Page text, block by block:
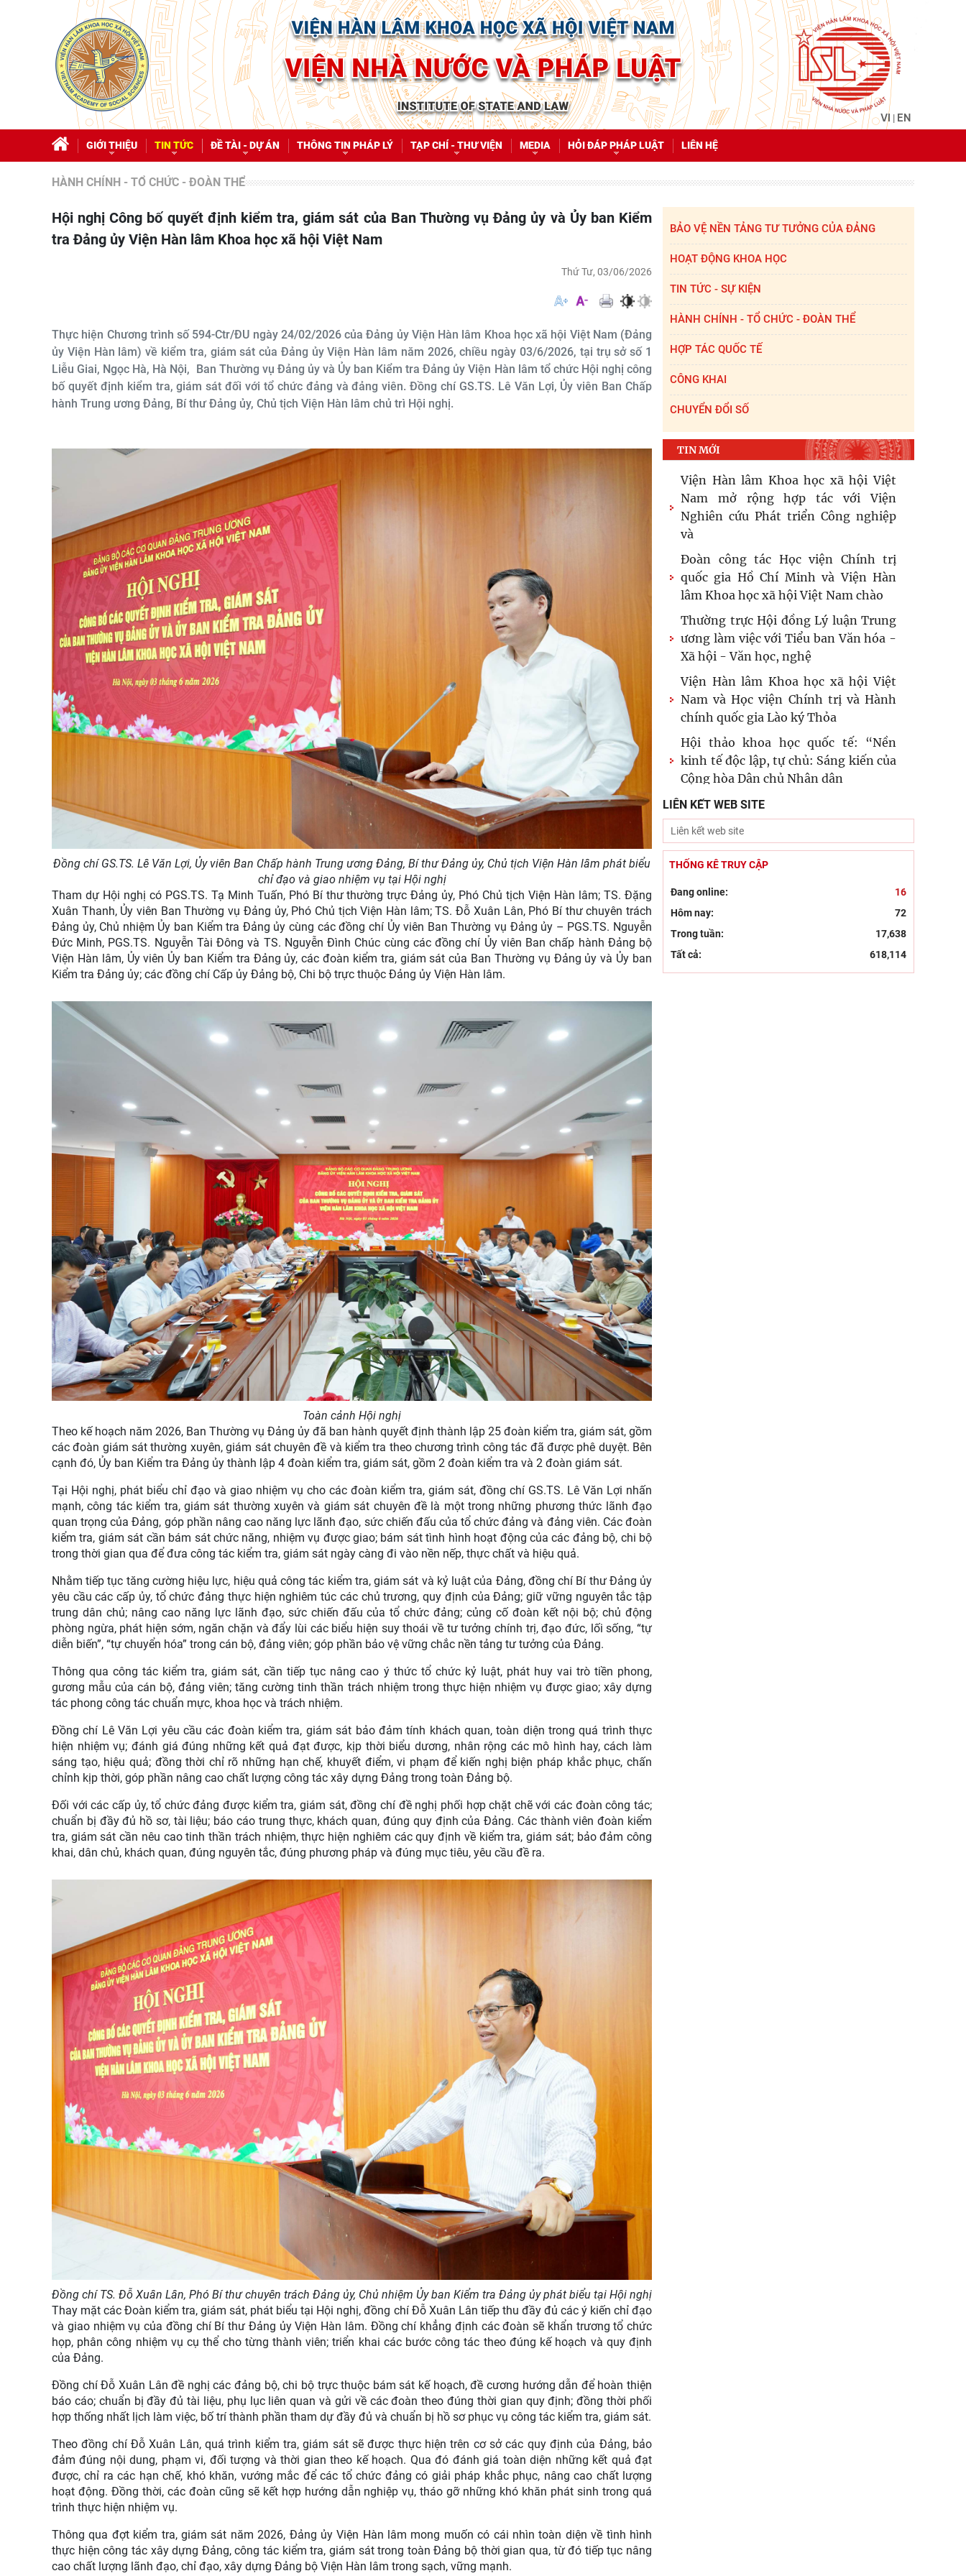
VI | EN
GIỚI THIỆU TIN TỨC ĐỀ TÀI - DỰ ÁN THÔNG TIN PHÁP LÝ TẠP CHÍ - THƯ VIỆN MEDIA HỎI ĐÁP PHÁP LUẬT LIÊN HỆ
HÀNH CHÍNH - TỔ CHỨC - ĐOÀN THỂ
Hội nghị Công bố quyết định kiểm tra, giám sát của Ban Thường vụ Đảng ủy và Ủy ban Kiểm
tra Đảng ủy Viện Hàn lâm Khoa học xã hội Việt Nam
Thứ Tư, 03/06/2026
Thực hiện Chương trình số 594-Ctr/ĐU ngày 24/02/2026 của Đảng ủy Viện Hàn lâm Khoa học xã hội Việt Nam (Đảng
ủy Viện Hàn lâm) về kiểm tra, giám sát của Đảng ủy Viện Hàn lâm năm 2026, chiều ngày 03/6/2026, tại trụ sở số 1
Liễu Giai, Ngọc Hà, Hà Nội, Ban Thường vụ Đảng ủy và Ủy ban Kiểm tra Đảng ủy Viện Hàn lâm tổ chức Hội nghị công
bố quyết định kiểm tra, giám sát đối với tổ chức đảng và đảng viên. Đồng chí GS.TS. Lê Văn Lợi, Ủy viên Ban Chấp
hành Trung ương Đảng, Bí thư Đảng ủy, Chủ tịch Viện Hàn lâm chủ trì Hội nghị.
Đồng chí GS.TS. Lê Văn Lợi, Ủy viên Ban Chấp hành Trung ương Đảng, Bí thư Đảng ủy, Chủ tịch Viện Hàn lâm phát biểu
chỉ đạo và giao nhiệm vụ tại Hội nghị
Tham dự Hội nghị có PGS.TS. Tạ Minh Tuấn, Phó Bí thư thường trực Đảng ủy, Phó Chủ tịch Viện Hàn lâm; TS. Đặng
Xuân Thanh, Ủy viên Ban Thường vụ Đảng ủy, Phó Chủ tịch Viện Hàn lâm; TS. Đỗ Xuân Lân, Phó Bí thư chuyên trách
Đảng ủy, Chủ nhiệm Ủy ban Kiểm tra Đảng ủy cùng các đồng chí Ủy viên Ban Thường vụ Đảng ủy – PGS.TS. Nguyễn
Đức Minh, PGS.TS. Nguyễn Tài Đông và TS. Nguyễn Đình Chúc cùng các đồng chí Ủy viên Ban chấp hành Đảng bộ
Viện Hàn lâm, Ủy viên Ủy ban Kiểm tra Đảng ủy, các đoàn kiểm tra, giám sát của Ban Thường vụ Đảng ủy và Ủy ban
Kiểm tra Đảng ủy; các đồng chí Cấp ủy Đảng bộ, Chi bộ trực thuộc Đảng ủy Viện Hàn lâm.
Toàn cảnh Hội nghị
Theo kế hoạch năm 2026, Ban Thường vụ Đảng ủy đã ban hành quyết định thành lập 25 đoàn kiểm tra, giám sát, gồm
các đoàn giám sát thường xuyên, giám sát chuyên đề và kiểm tra theo chương trình công tác đã được phê duyệt. Bên
cạnh đó, Ủy ban Kiểm tra Đảng ủy thành lập 4 đoàn kiểm tra, giám sát, gồm 2 đoàn kiểm tra và 2 đoàn giám sát.
Tại Hội nghị, phát biểu chỉ đạo và giao nhiệm vụ cho các đoàn kiểm tra, giám sát, đồng chí GS.TS. Lê Văn Lợi nhấn
mạnh, công tác kiểm tra, giám sát thường xuyên và giám sát chuyên đề là một trong những phương thức lãnh đạo
quan trọng của Đảng, góp phần nâng cao năng lực lãnh đạo, sức chiến đấu của tổ chức đảng và đảng viên. Các đoàn
kiểm tra, giám sát cần bám sát chức năng, nhiệm vụ được giao; bám sát tình hình hoạt động của các đảng bộ, chi bộ
trong thời gian qua để đưa công tác kiểm tra, giám sát ngày càng đi vào nền nếp, thực chất và hiệu quả.
Nhằm tiếp tục tăng cường hiệu lực, hiệu quả công tác kiểm tra, giám sát và kỷ luật của Đảng, đồng chí Bí thư Đảng ủy
yêu cầu các cấp ủy, tổ chức đảng thực hiện nghiêm túc các chủ trương, quy định của Đảng; giữ vững nguyên tắc tập
trung dân chủ; nâng cao năng lực lãnh đạo, sức chiến đấu của tổ chức đảng; củng cố đoàn kết nội bộ; chủ động
phòng ngừa, phát hiện sớm, ngăn chặn và đẩy lùi các biểu hiện suy thoái về tư tưởng chính trị, đạo đức, lối sống, “tự
diễn biến”, “tự chuyển hóa” trong cán bộ, đảng viên; góp phần bảo vệ vững chắc nền tảng tư tưởng của Đảng.
Thông qua công tác kiểm tra, giám sát, cần tiếp tục nâng cao ý thức tổ chức kỷ luật, phát huy vai trò tiền phong,
gương mẫu của cán bộ, đảng viên; tăng cường tinh thần trách nhiệm trong thực hiện nhiệm vụ được giao; xây dựng
tác phong công tác chuẩn mực, khoa học và trách nhiệm.
Đồng chí Lê Văn Lợi yêu cầu các đoàn kiểm tra, giám sát bảo đảm tính khách quan, toàn diện trong quá trình thực
hiện nhiệm vụ; đánh giá đúng những kết quả đạt được, kịp thời biểu dương, nhân rộng các mô hình hay, cách làm
sáng tạo, hiệu quả; đồng thời chỉ rõ những hạn chế, khuyết điểm, vi phạm để kiến nghị biện pháp khắc phục, chấn
chỉnh kịp thời, góp phần nâng cao chất lượng công tác xây dựng Đảng trong toàn Đảng bộ.
Đối với các cấp ủy, tổ chức đảng được kiểm tra, giám sát, đồng chí đề nghị phối hợp chặt chẽ với các đoàn công tác;
chuẩn bị đầy đủ hồ sơ, tài liệu; báo cáo trung thực, khách quan, đúng quy định của Đảng. Các thành viên đoàn kiểm
tra, giám sát cần nêu cao tinh thần trách nhiệm, thực hiện nghiêm các quy định về kiểm tra, giám sát; bảo đảm công
khai, dân chủ, khách quan, đúng nguyên tắc, đúng phương pháp và đúng mục tiêu, yêu cầu đề ra.
Đồng chí TS. Đỗ Xuân Lân, Phó Bí thư chuyên trách Đảng ủy, Chủ nhiệm Ủy ban Kiểm tra Đảng ủy phát biểu tại Hội nghị
Thay mặt các Đoàn kiểm tra, giám sát, phát biểu tại Hội nghị, đồng chí Đỗ Xuân Lân tiếp thu đầy đủ các ý kiến chỉ đạo
và giao nhiệm vụ của đồng chí Bí thư Đảng ủy Viện Hàn lâm. Đồng chí khẳng định các đoàn sẽ khẩn trương tổ chức
họp, phân công nhiệm vụ cụ thể cho từng thành viên; triển khai các bước công tác theo đúng kế hoạch và quy định
của Đảng.
Đồng chí Đỗ Xuân Lân đề nghị các đảng bộ, chi bộ trực thuộc bám sát kế hoạch, đề cương hướng dẫn để hoàn thiện
báo cáo; chuẩn bị đầy đủ tài liệu, phụ lục liên quan và gửi về các đoàn theo đúng thời gian quy định; đồng thời phối
hợp thống nhất lịch làm việc, bố trí thành phần tham dự đầy đủ và chuẩn bị hồ sơ phục vụ công tác kiểm tra, giám sát.
Theo đồng chí Đỗ Xuân Lân, quá trình kiểm tra, giám sát sẽ được thực hiện trên cơ sở các quy định của Đảng, bảo
đảm đúng nội dung, phạm vi, đối tượng và thời gian theo kế hoạch. Qua đó đánh giá toàn diện những kết quả đạt
được, chỉ ra các hạn chế, khó khăn, vướng mắc để các tổ chức đảng có giải pháp khắc phục, nâng cao chất lượng
hoạt động. Đồng thời, các đoàn cũng sẽ kết hợp hướng dẫn nghiệp vụ, tháo gỡ những khó khăn phát sinh trong quá
trình thực hiện nhiệm vụ.
Thông qua đợt kiểm tra, giám sát năm 2026, Đảng ủy Viện Hàn lâm mong muốn có cái nhìn toàn diện về tình hình
thực hiện công tác xây dựng Đảng, công tác kiểm tra, giám sát trong toàn Đảng bộ thời gian qua, từ đó tiếp tục nâng
cao chất lượng lãnh đạo, chỉ đạo, xây dựng Đảng bộ Viện Hàn lâm trong sạch, vững mạnh.
BẢO VỆ NỀN TẢNG TƯ TƯỞNG CỦA ĐẢNG
HOẠT ĐỘNG KHOA HỌC
TIN TỨC - SỰ KIỆN
HÀNH CHÍNH - TỔ CHỨC - ĐOÀN THỂ
HỢP TÁC QUỐC TẾ
CÔNG KHAI
CHUYỂN ĐỔI SỐ
TIN MỚI
Viện Hàn lâm Khoa học xã hội Việt
Nam mở rộng hợp tác với Viện
Nghiên cứu Phát triển Công nghiệp
và
Đoàn công tác Học viện Chính trị
quốc gia Hồ Chí Minh và Viện Hàn
lâm Khoa học xã hội Việt Nam chào
Thường trực Hội đồng Lý luận Trung
ương làm việc với Tiểu ban Văn hóa -
Xã hội - Văn học, nghệ
Viện Hàn lâm Khoa học xã hội Việt
Nam và Học viện Chính trị và Hành
chính quốc gia Lào ký Thỏa
Hội thảo khoa học quốc tế: “Nền
kinh tế độc lập, tự chủ: Sáng kiến của
Cộng hòa Dân chủ Nhân dân
Đổi mới công tác kiểm tra, giám sát
tại Chi bộ Viện Nhà nước và Pháp
luật: Gắn siết chặt kỷ cương
Đẩy mạnh sáng tác văn học, nghệ
Thương binh - Liệt sĩ
Chủ tịch Viện Hàn lâm Khoa học xã
hội Việt Nam thăm và làm việc tại
Viện Khoa học Kinh tế và Xã hội
LIÊN KẾT WEB SITE
THỐNG KÊ TRUY CẬP
Đang online:
16
Hôm nay:
72
Trong tuần:
17,638
Tất cả:
618,114